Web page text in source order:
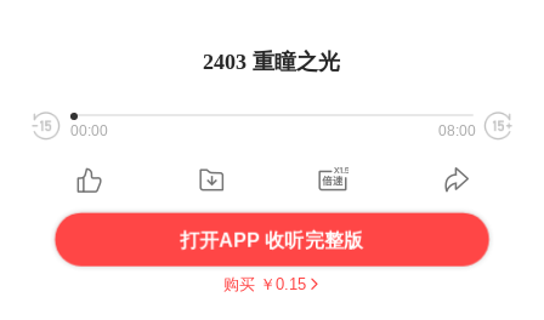
2403 重瞳之光
00:00 08:00
打开APP 收听完整版
购买 ￥ 0.15